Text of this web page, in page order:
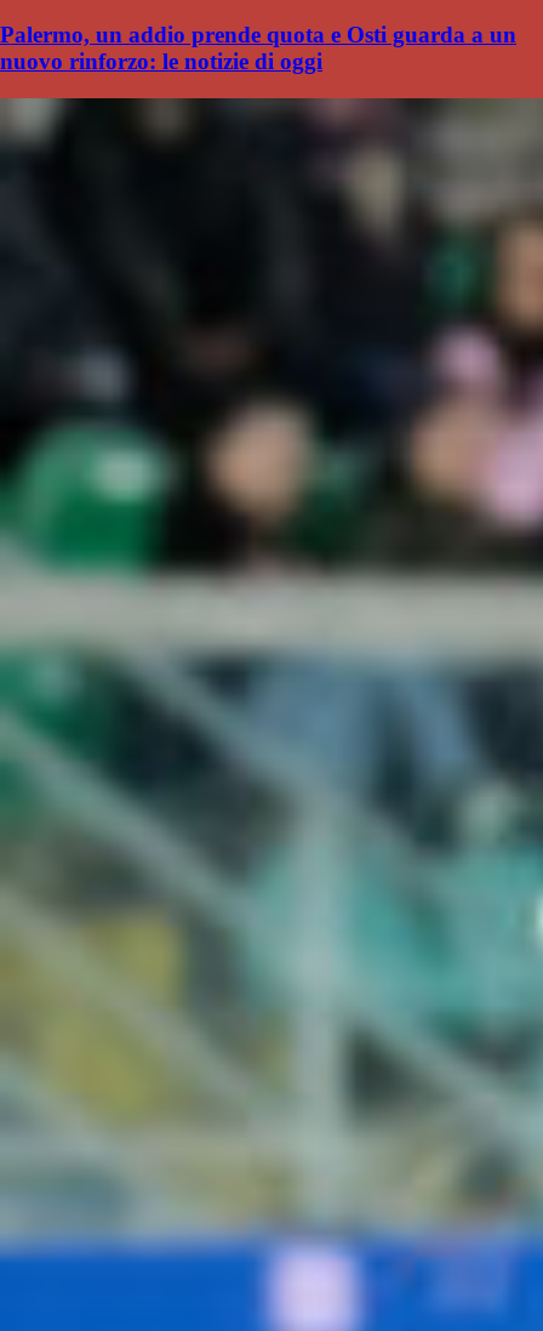
Palermo, un addio prende quota e Osti guarda a un
nuovo rinforzo: le notizie di oggi